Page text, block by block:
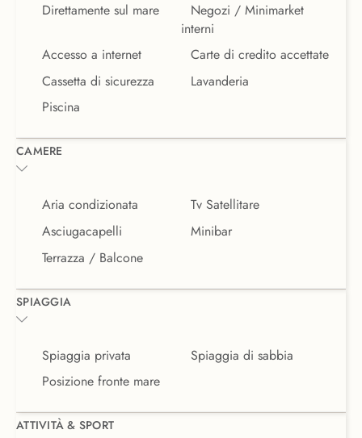
Direttamente sul mare
Negozi / Minimarket
interni
Accesso a internet
Carte di credito accettate
Cassetta di sicurezza
Lavanderia
Piscina
CAMERE
Aria condizionata
Tv Satellitare
Asciugacapelli
Minibar
Terrazza / Balcone
SPIAGGIA
Spiaggia privata
Spiaggia di sabbia
Posizione fronte mare
ATTIVITÀ & SPORT